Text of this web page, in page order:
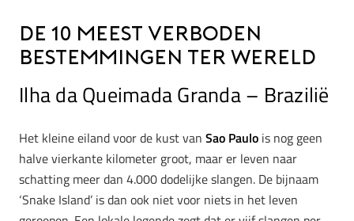
De 10 meest verboden
bestemmingen ter wereld
Ilha da Queimada Granda – Brazilië
Het kleine eiland voor de kust van Sao Paulo is nog geen
halve vierkante kilometer groot, maar er leven naar
schatting meer dan 4.000 dodelijke slangen. De bijnaam
‘Snake Island’ is dan ook niet voor niets in het leven